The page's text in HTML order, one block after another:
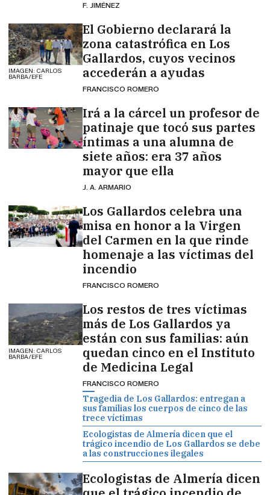
F. JIMÉNEZ
IMAGEN: CARLOS
BARBA/EFE
El Gobierno declarará la
zona catastrófica en Los
Gallardos, cuyos vecinos
accederán a ayudas
FRANCISCO ROMERO
Irá a la cárcel un profesor de
patinaje que tocó sus partes
íntimas a una alumna de
siete años: era 37 años
mayor que ella
J. A. ARMARIO
Los Gallardos celebra una
misa en honor a la Virgen
del Carmen en la que rinde
homenaje a las víctimas del
incendio
FRANCISCO ROMERO
IMAGEN: CARLOS
BARBA/EFE
Los restos de tres víctimas
más de Los Gallardos ya
están con sus familias: aún
quedan cinco en el Instituto
de Medicina Legal
FRANCISCO ROMERO
Tragedia de Los Gallardos: entregan a
sus familias los cuerpos de cinco de las
trece víctimas
Ecologistas de Almería dicen que el
trágico incendio de Los Gallardos se debe
a las construcciones ilegales
Ecologistas de Almería dicen